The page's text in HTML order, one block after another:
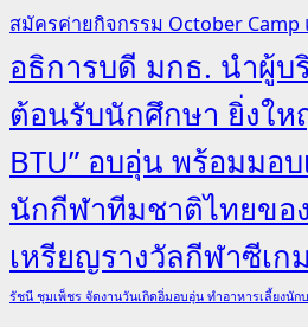
สมัครค่ายกิจกรรม October Camp
อธิการบดี มกธ. นำผู้บ
ต้อนรับนักศึกษา ยิ่งให
BTU” อบอุ่น พร้อมมอ
นักกีฬาทีมชาติไทยขอ
เหรียญรางวัลกีฬาซีเก
รัชนี ชุมเพ็ชร จัดงานวันเกิดอิ่มอบอุ่น ทำอาหารเลี้ยงนั